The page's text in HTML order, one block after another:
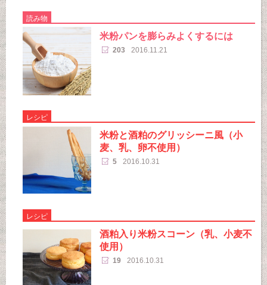
読み物
米粉パンを膨らみよくするには
203 2016.11.21
レシピ
米粉と酒粕のグリッシーニ風（小
麦、乳、卵不使用）
5 2016.10.31
レシピ
酒粕入り米粉スコーン（乳、小麦不
使用）
19 2016.10.31